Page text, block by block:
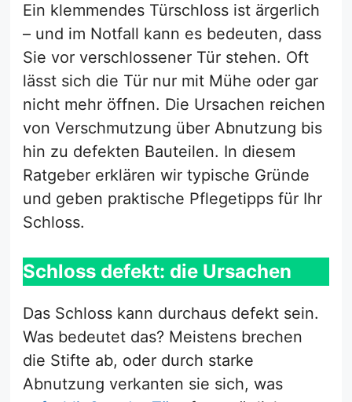
Ein klemmendes Türschloss ist ärgerlich
– und im Notfall kann es bedeuten, dass
Sie vor verschlossener Tür stehen. Oft
lässt sich die Tür nur mit Mühe oder gar
nicht mehr öffnen. Die Ursachen reichen
von Verschmutzung über Abnutzung bis
hin zu defekten Bauteilen. In diesem
Ratgeber erklären wir typische Gründe
und geben praktische Pflegetipps für Ihr
Schloss.
Schloss defekt: die Ursachen
Das Schloss kann durchaus defekt sein.
Was bedeutet das? Meistens brechen
die Stifte ab, oder durch starke
Abnutzung verkanten sie sich, was